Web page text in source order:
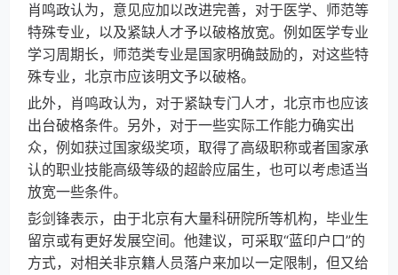
肖鸣政认为，意见应加以改进完善，对于医学、师范等
特殊专业，以及紧缺人才予以破格放宽。例如医学专业
学习周期长，师范类专业是国家明确鼓励的，对这些特
殊专业，北京市应该明文予以破格。
此外，肖鸣政认为，对于紧缺专门人才，北京市也应该
出台破格条件。另外，对于一些实际工作能力确实出
众，例如获过国家级奖项，取得了高级职称或者国家承
认的职业技能高级等级的超龄应届生，也可以考虑适当
放宽一些条件。
彭剑锋表示，由于北京有大量科研院所等机构，毕业生
留京或有更好发展空间。他建议，可采取“蓝印户口”的
方式，对相关非京籍人员落户来加以一定限制，但又给